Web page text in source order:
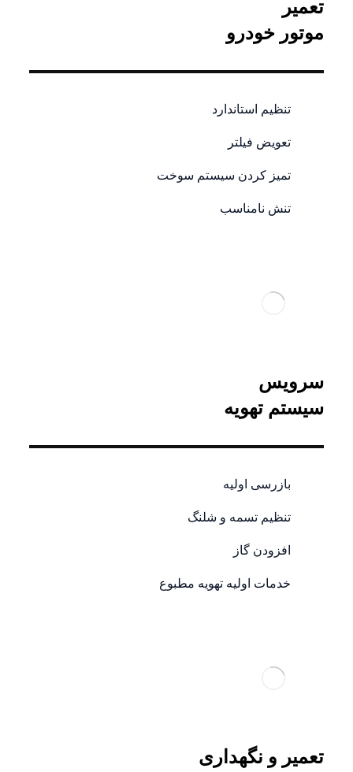
تعمیر
موتور خودرو
تنظیم استاندارد
تعویض فیلتر
تمیز کردن سیستم سوخت
تنش نامناسب
سرویس
سیستم تهویه
بازرسی اولیه
تنظیم تسمه و شلنگ
افزودن گاز
خدمات اولیه تهویه مطبوع
تعمیر و نگهداری